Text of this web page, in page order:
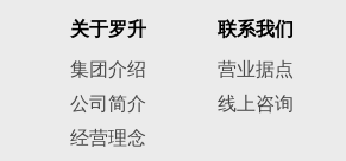
关于罗升
集团介绍
公司简介
经营理念
联系我们
营业据点
线上咨询